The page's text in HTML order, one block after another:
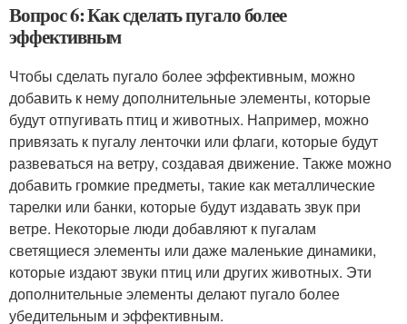
Вопрос 6: Как сделать пугало более
эффективным
Чтобы сделать пугало более эффективным, можно
добавить к нему дополнительные элементы, которые
будут отпугивать птиц и животных. Например, можно
привязать к пугалу ленточки или флаги, которые будут
развеваться на ветру, создавая движение. Также можно
добавить громкие предметы, такие как металлические
тарелки или банки, которые будут издавать звук при
ветре. Некоторые люди добавляют к пугалам
светящиеся элементы или даже маленькие динамики,
которые издают звуки птиц или других животных. Эти
дополнительные элементы делают пугало более
убедительным и эффективным.